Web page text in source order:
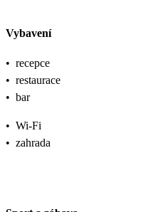
Vybavení
• recepce
• restaurace
• bar
• Wi-Fi
• zahrada